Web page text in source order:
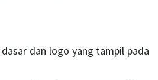
dan logo yang tampil pada